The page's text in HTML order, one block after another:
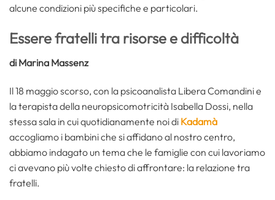
alcune condizioni più specifiche e particolari.
Essere fratelli tra risorse e difficoltà
di Marina Massenz
Il 18 maggio scorso, con la psicoanalista Libera Comandini e
la terapista della neuropsicomotricità Isabella Dossi, nella
stessa sala in cui quotidianamente noi di Kadamà
accogliamo i bambini che si affidano al nostro centro,
abbiamo indagato un tema che le famiglie con cui lavoriamo
ci avevano più volte chiesto di affrontare: la relazione tra
fratelli.